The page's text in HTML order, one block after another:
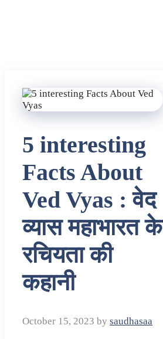
5 interesting
Facts About
Ved Vyas : वेद
व्यास महाभारत के
रचियता की
कहानी
October 15, 2023 by saudhasaa